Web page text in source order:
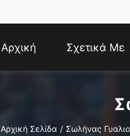
Αρχική Σχετικά Με
Αρχική Σελίδα / Σωλήνας